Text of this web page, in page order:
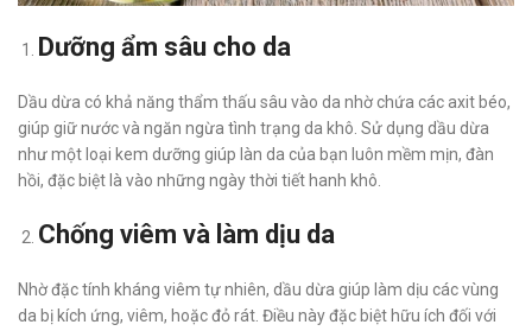
Dưỡng ẩm sâu cho da
Dầu dừa có khả năng thẩm thấu sâu vào da nhờ chứa các axit béo,
giúp giữ nước và ngăn ngừa tình trạng da khô. Sử dụng dầu dừa
như một loại kem dưỡng giúp làn da của bạn luôn mềm mịn, đàn
hồi, đặc biệt là vào những ngày thời tiết hanh khô.
Chống viêm và làm dịu da
Nhờ đặc tính kháng viêm tự nhiên, dầu dừa giúp làm dịu các vùng
da bị kích ứng, viêm, hoặc đỏ rát. Điều này đặc biệt hữu ích đối với